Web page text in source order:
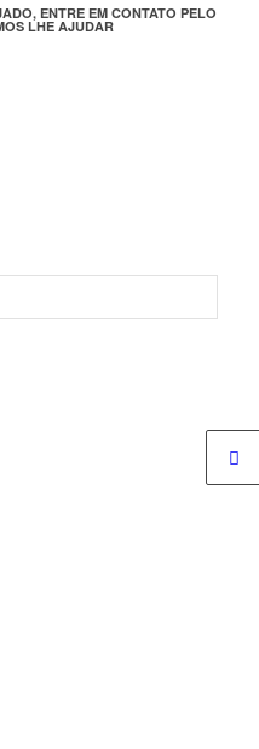
ENTRE EM CONTATO PELO
LHE AJUDAR